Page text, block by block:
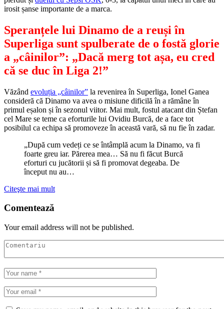
irosit șanse importante de a marca.
Speranțele lui Dinamo de a reuși în
Superliga sunt spulberate de o fostă glorie
a „câinilor”: „Dacă merg tot așa, eu cred
că se duc în Liga 2!”
Văzând evoluția „câinilor” la revenirea în Superliga, Ionel Ganea
consideră că Dinamo va avea o misiune dificilă în a rămâne în
primul eșalon și în sezonul viitor. Mai mult, fostul atacant din Ștefan
cel Mare se teme ca eforturile lui Ovidiu Burcă, de a face tot
posibilul ca echipa să promoveze în această vară, să nu fie în zadar.
„După cum vedeți ce se întâmplă acum la Dinamo, va fi
foarte greu iar. Părerea mea… Să nu fi făcut Burcă
eforturi cu jucătorii și să fi promovat degeaba. De
început nu au…
Citeşte mai mult
Comentează
Your email address will not be published.